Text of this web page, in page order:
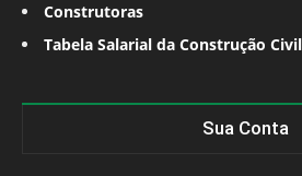
Construtoras
Tabela Salarial da Construção Civil
Sua Conta